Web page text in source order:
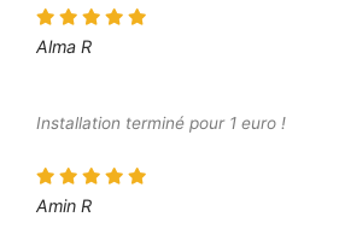
Alma R
Installation terminé pour 1 euro !
Amin R